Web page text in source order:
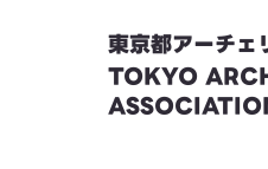
東京都アーチェ
TOKYO